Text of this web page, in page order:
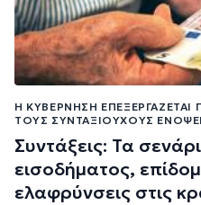
Η ΚΥΒΈΡΝΗΣΗ
ΤΟΥΣ ΣΥΝΤΑΞΙΟΎΧΟΥΣ
Συντάξεις: Τα
εισοδήματος,
ελαφρύνσεις στις